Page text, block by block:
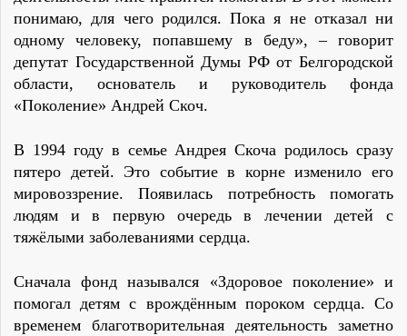
понимаю, для чего родился. Пока я не отказал ни
одному человеку, попавшему в беду», – говорит
депутат Государственной Думы РФ от Белгородской
области, основатель и руководитель фонда
«Поколение» Андрей Скоч.
В 1994 году в семье Андрея Скоча родилось сразу
пятеро детей. Это событие в корне изменило его
мировоззрение. Появилась потребность помогать
людям и в первую очередь в лечении детей с
тяжёлыми заболеваниями сердца.
Сначала фонд назывался «Здоровое поколение» и
помогал детям с врождённым пороком сердца. Со
временем благотворительная деятельность заметно